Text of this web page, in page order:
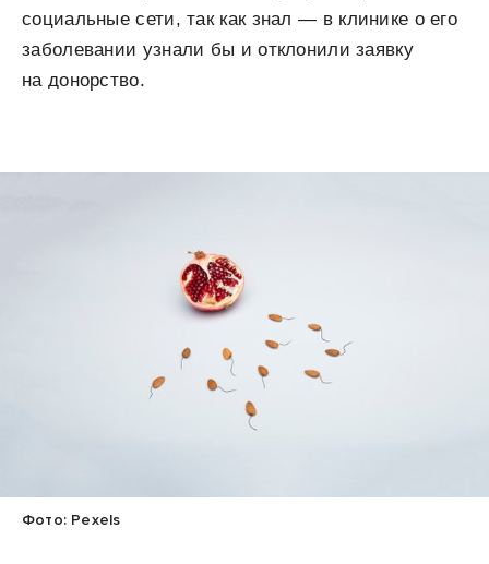
социальные сети, так как знал — в клинике о его
заболевании узнали бы и отклонили заявку
на донорство.
Фото: Pexels